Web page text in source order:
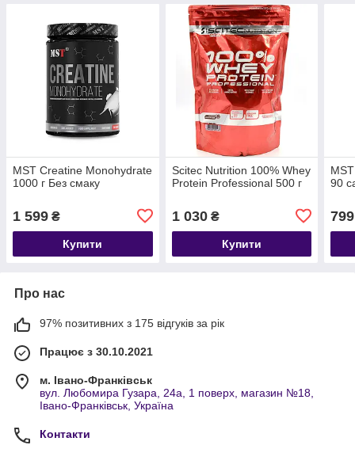
MST Creatine Monohydrate
1000 г Без смаку
1 599 ₴
Купити
Scitec Nutrition 100% Whey
Protein Professional 500 г
1 030₴
Купити
90
799
Про нас
97% позитивних з 175 відгуків за рік
Працює з 30.10.2021
м. Івано-Франківськ
вул. Любомира Гузара, 24а, 1 поверх, магазин №18,
Івано-Франківськ, Україна
Контакти